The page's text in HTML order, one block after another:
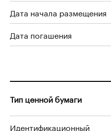
Дата начала размещения
Дата погашения
Тип ценной бумаги
Идентификационный